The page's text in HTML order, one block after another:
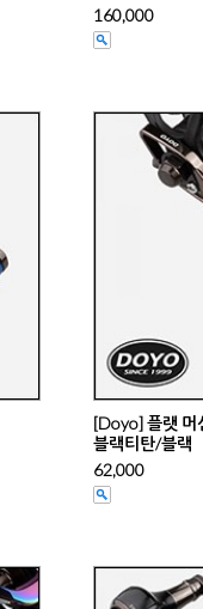
160,000
[Doyo] 플랫 머
블랙티탄/블랙
62,000